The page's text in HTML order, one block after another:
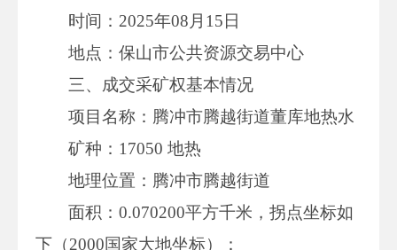
时间：2025年08月15日
地点：保山市公共资源交易中心
三、成交采矿权基本情况
项目名称：腾冲市腾越街道董库地热水
矿种：17050 地热
地理位置：腾冲市腾越街道
面积：0.070200平方千米，拐点坐标如
下（2000国家大地坐标）：